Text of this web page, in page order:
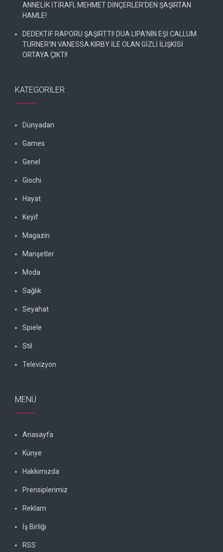
ANNELİK İTİRAFI, MEHMET DİNÇERLER’DEN ŞAŞIRTAN
HAMLE!
DEDEKTİF RAPORU ŞAŞIRTTI! DUA LIPA’NIN EŞİ CALLUM
TURNER’IN VANESSA KIRBY İLE OLAN GİZLİ İLİŞKİSİ
ORTAYA ÇIKTI!
KATEGORILER
Dünyadan
Games
Genel
Giochi
Hayat
Keyif
Magazin
Manşetler
Moda
Sağlık
Seyahat
Spiele
Stil
Televizyon
MENÜ
Anasayfa
Künye
Hakkımızda
Prensiplerimiz
Reklam
İş Birliği
RSS